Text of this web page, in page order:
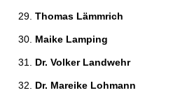
Thomas Lämmrich
Maike Lamping
Dr. Volker Landwehr
Dr. Mareike Lohmann